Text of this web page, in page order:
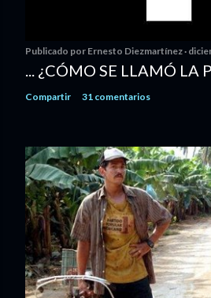
Publicado por Ernesto Diezmartínez
... ¿CÓMO SE LLAMÓ LA
Compartir 31 comentarios